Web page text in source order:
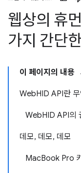
웹상의 휴
가지 간단
이 페이지의 내용
WebHID API란
WebHID API의
데모, 데모, 데모
MacBook Pro